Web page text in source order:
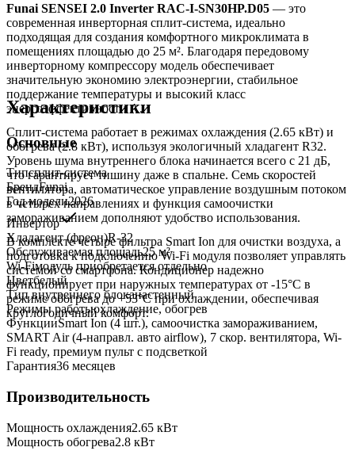
Funai SENSEI 2.0 Inverter RAC-I-SN30HP.D05 — это
современная инверторная сплит-система, идеально
подходящая для создания комфортного микроклимата в
помещениях площадью до 25 м². Благодаря передовому
инверторному компрессору модель обеспечивает
значительную экономию электроэнергии, стабильное
поддержание температуры и высокий класс
энергоэффективности A.
Сплит-система работает в режимах охлаждения (2.65 кВт) и
обогрева (2.8 кВт), используя экологичный хладагент R32.
Уровень шума внутреннего блока начинается всего с 21 дБ,
что гарантирует тишину даже в спальне. Семь скоростей
вентилятора, автоматическое управление воздушным потоком
в четырех направлениях и функция самоочистки
замораживанием дополняют удобство использования.
В комплекте четыре фильтра Smart Ion для очистки воздуха, а
подготовка к подключению Wi-Fi модуля позволяет управлять
системой со смартфона. Кондиционер надежно
функционирует при наружных температурах от -15°C в
режиме обогрева до +53°C при охлаждении, обеспечивая
круглогодичный комфорт.
Характеристики
Основные
Типсплит-система
БрендFunai
Год модели2026
Инвертор
Хладагент (фреон)R-32
Обслуживаемая площадь25м²
Wi-Fiмодуль приобретается отдельно
Цветбелый
Тип внутреннего блоканастенный
Режимы работыохлаждение, обогрев
ФункцииSmart Ion (4 шт.), самоочистка замораживанием,
SMART Air (4-направл. авто airflow), 7 скор. вентилятора, Wi-
Fi ready, премиум пульт с подсветкой
Гарантия36 месяцев
Производительность
Мощность охлаждения2.65 кВт
Мощность обогрева2.8 кВт